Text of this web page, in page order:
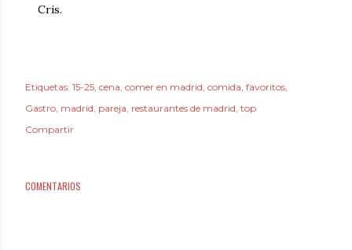
Cris.
Etiquetas: 15-25 cena comer en madrid comida favoritos
Gastro madrid pareja restaurantes de madrid top
Compartir
COMENTARIOS